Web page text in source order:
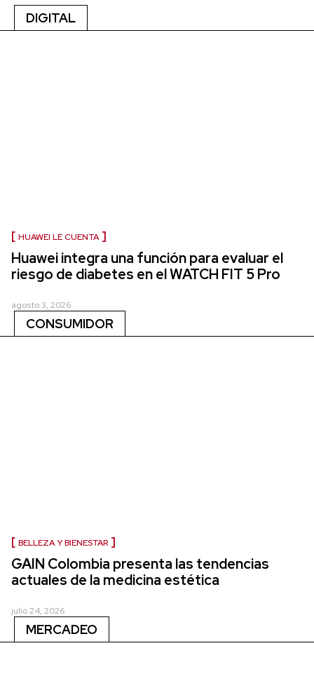
DIGITAL
HUAWEI LE CUENTA
Huawei integra una función para evaluar el
riesgo de diabetes en el WATCH FIT 5 Pro
agosto 3, 2026
CONSUMIDOR
BELLEZA Y BIENESTAR
GAIN Colombia presenta las tendencias
actuales de la medicina estética
julio 24, 2026
MERCADEO